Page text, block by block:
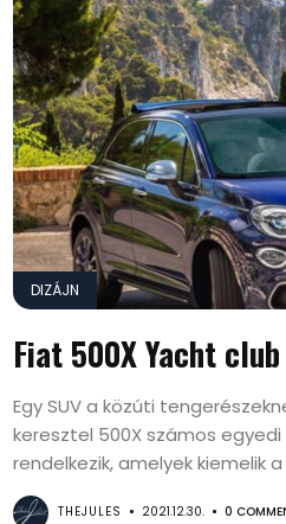
DIZÁJN
Fiat 500X Yacht
Egy SUV a közúti
keresztel 500X számos
rendelkezik, amelyek kiemelik
THEJULES 2021.12.30. 0